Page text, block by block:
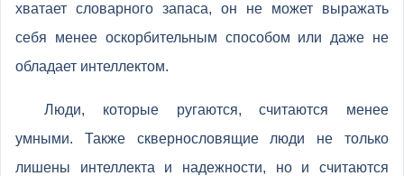
хватает словарного запаса, он не может выражать
себя менее оскорбительным способом или даже не
обладает интеллектом.
Люди, которые ругаются, считаются менее
умными. Также сквернословящие люди не только
лишены интеллекта и надежности, но и считаются